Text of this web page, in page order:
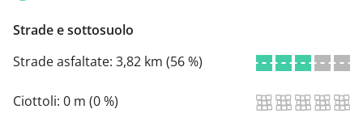
Strade e sottosuolo
Strade asfaltate: 3,82 km (56 %)
Ciottoli: 0 m (0 %)